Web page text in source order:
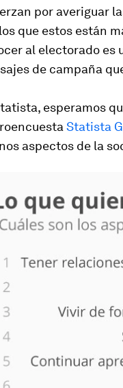
por averiguar
que estos están
al electorado es
de campaña
esperamos
Statista
aspectos de la